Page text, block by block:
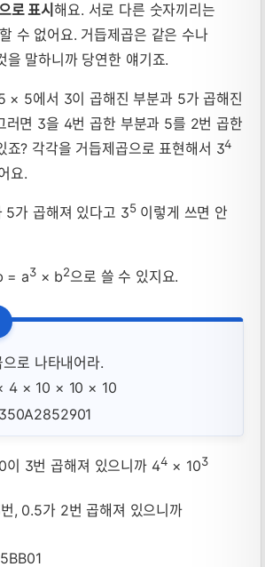
로 표시해요. 서로 다른 숫자끼리는
수 없어요. 거듭제곱은 같은 수나
을 말하니까 당연한 얘기죠.
5에서 3이 곱해진 부분과 5가 곱해진
러면 3을 4번 곱한 부분과 5를 2번 곱한
죠? 각각을 거듭제곱으로 표현해서 34
요.
5가 곱해져 있다고 35이렇게 쓰면 안
= a3× b2으로 쓸 수 있지요.
로 나타내어라.
4 × 10 × 10 × 10
이 3번 곱해져 있으니까 44 × 103
, 0.5가 2번 곱해져 있으니까